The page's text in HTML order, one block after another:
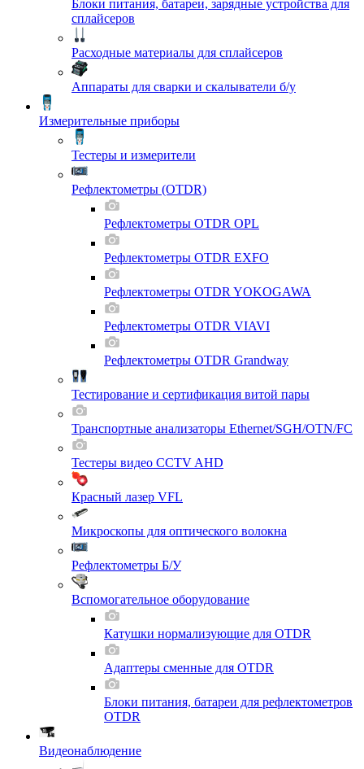
Блоки питания, батареи, зарядные устройства для
сплайсеров
Расходные материалы для сплайсеров
Аппараты для сварки и скалыватели б/у
Измерительные приборы
Тестеры и измерители
Рефлектометры (OTDR)
Рефлектометры OTDR OPL
Рефлектометры OTDR EXFO
Рефлектометры OTDR YOKOGAWA
Рефлектометры OTDR VIAVI
Рефлектометры OTDR Grandway
Тестирование и сертификация витой пары
Транспортные анализаторы Ethernet/SGH/OTN/FC
Тестеры видео CCTV AHD
Красный лазер VFL
Микроскопы для оптического волокна
Рефлектометры Б/У
Вспомогательное оборудование
Катушки нормализующие для OTDR
Адаптеры сменные для OTDR
Блоки питания, батареи для рефлектометров
OTDR
Видеонаблюдение